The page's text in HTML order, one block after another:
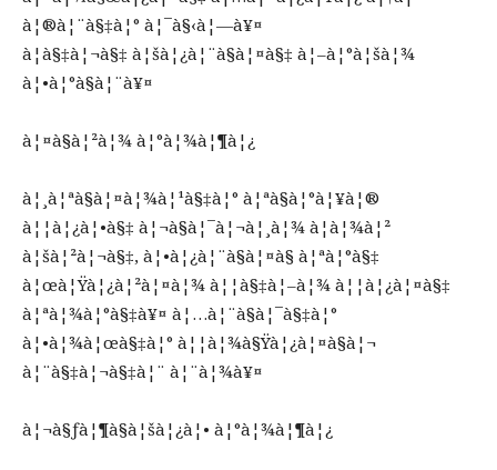
à¦®à¦¨à§‡à¦° à¦¯à§‹à¦—à¥¤
à¦­à§‡à¦¬à§‡ à¦šà¦¿à¦¨à§à¦¤à§‡ à¦–à¦°à¦šà¦¾
à¦•à¦°à§à¦¨à¥¤
à¦¤à§à¦²à¦¾ à¦°à¦¾à¦¶à¦¿
à¦¸à¦ªà§à¦¤à¦¾à¦¹à§‡à¦° à¦ªà§à¦°à¦¥à¦®
à¦¦à¦¿à¦•à§‡ à¦¬à§à¦¯à¦¬à¦¸à¦¾ à¦­à¦¾à¦²
à¦šà¦²à¦¬à§‡, à¦•à¦¿à¦¨à§à¦¤à§ à¦ªà¦°à§‡
à¦œà¦Ÿà¦¿à¦²à¦¤à¦¾ à¦¦à§‡à¦–à¦¾ à¦¦à¦¿à¦¤à§‡
à¦ªà¦¾à¦°à§‡à¥¤ à¦…à¦¨à§à¦¯à§‡à¦°
à¦•à¦¾à¦œà§‡à¦° à¦¦à¦¾à§Ÿà¦¿à¦¤à§à¦¬
à¦¨à§‡à¦¬à§‡à¦¨ à¦¨à¦¾à¥¤
à¦¬à§ƒà¦¶à§à¦šà¦¿à¦• à¦°à¦¾à¦¶à¦¿